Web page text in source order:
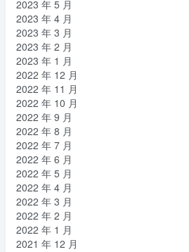
2023 年 5 月
2023 年 4 月
2023 年 3 月
2023 年 2 月
2023 年 1 月
2022 年 12 月
2022 年 11 月
2022 年 10 月
2022 年 9 月
2022 年 8 月
2022 年 7 月
2022 年 6 月
2022 年 5 月
2022 年 4 月
2022 年 3 月
2022 年 2 月
2022 年 1 月
2021 年 12 月